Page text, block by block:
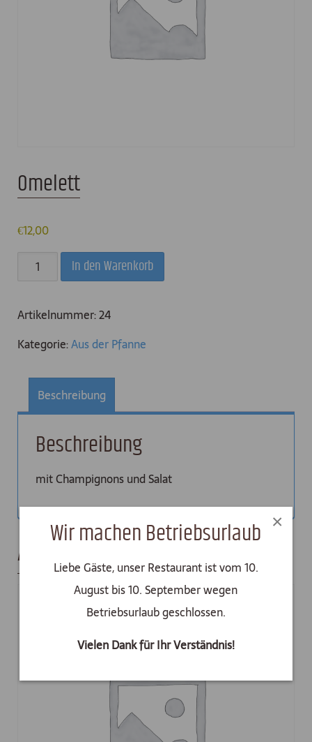
Wir machen Betriebsurlaub
Liebe Gäste, unser Restaurant ist vom 10.
August bis 10. September wegen
Betriebsurlaub geschlossen.
Vielen Dank für Ihr Verständnis!
×
Omelett
€12,00
Omelett
In den Warenkorb
Artikelnummer:24
Kategorie:Aus der Pfanne
Beschreibung
Beschreibung
mit Champignons und Salat
Ähnliche Produkte